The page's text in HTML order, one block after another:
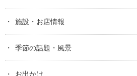
施設・お店情報
季節の話題・風景
お出かけ